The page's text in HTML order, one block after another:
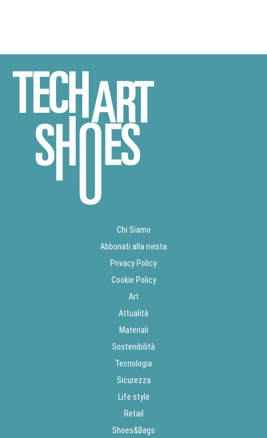
Chi Siamo
Abbonati alla rivista
Privacy Policy
Cookie Policy
Art
Attualità
Materiali
Sostenibilità
Tecnologia
Sicurezza
Life style
Retail
Shoes&Bags